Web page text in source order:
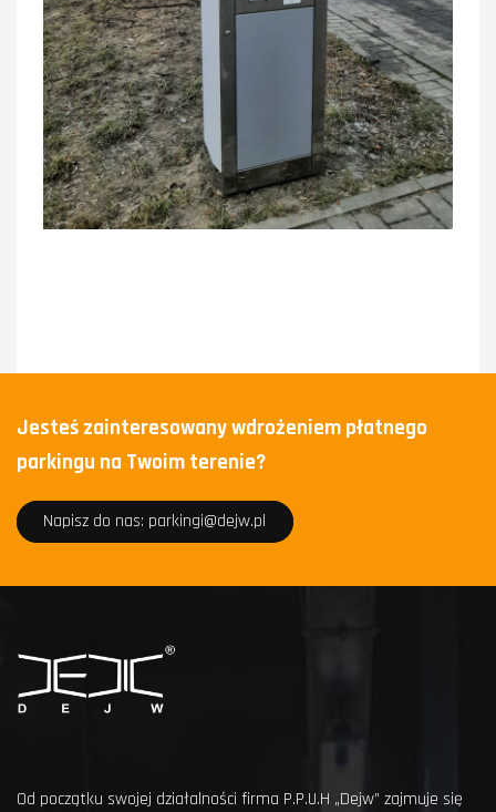
Jesteś zainteresowany wdrożeniem płatnego
parkingu na Twoim terenie?
Napisz do nas: parkingi@dejw.pl
Od początku swojej działalności firma P.P.U.H „Dejw” zajmuje się